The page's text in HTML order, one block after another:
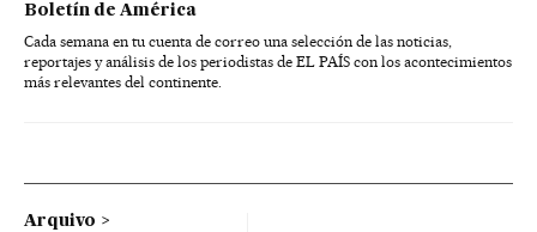
Boletín de América
Cada semana en tu cuenta de correo una selección de las noticias,
reportajes y análisis de los periodistas de EL PAÍS con los acontecimientos
más relevantes del continente.
Arquivo